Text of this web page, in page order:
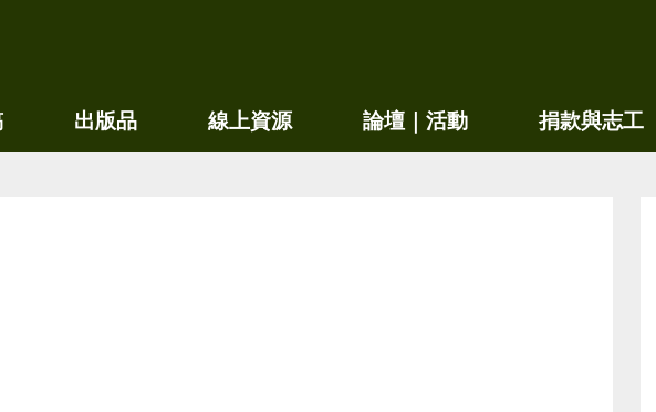
容
出版品 線上資源 論壇｜活動 捐款與志工